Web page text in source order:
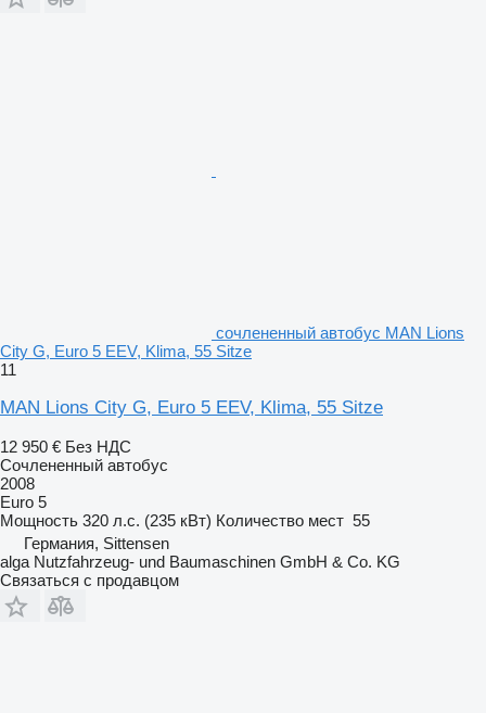
сочлененный автобус MAN Lions
City G, Euro 5 EEV, Klima, 55 Sitze
11
MAN Lions City G, Euro 5 EEV, Klima, 55 Sitze
12 950 € Без НДС
Сочлененный автобус
2008
Euro 5
Мощность 320 л.с. (235 кВт) Количество мест 55
Германия, Sittensen
alga Nutzfahrzeug- und Baumaschinen GmbH & Co. KG
Связаться с продавцом